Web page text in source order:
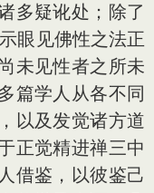
多疑讹处；除了
眼见佛性之法正
未见性者之所未
篇学人从各不同
以及发觉诸方道
正觉精进禅三中
借鉴，以彼鉴己